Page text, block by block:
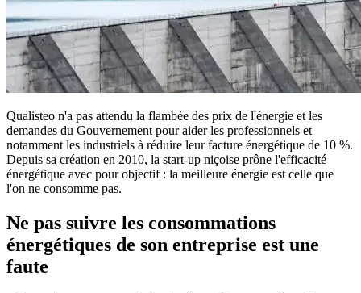
Qualisteo n'a pas attendu la flambée des prix de l'énergie et les
demandes du Gouvernement pour aider les professionnels et
notamment les industriels à réduire leur facture énergétique de 10 %.
Depuis sa création en 2010, la start-up niçoise prône l'efficacité
énergétique avec pour objectif : la meilleure énergie est celle que
l'on ne consomme pas.
Ne pas suivre les consommations
énergétiques de son entreprise est une
faute